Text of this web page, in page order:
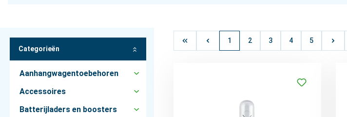
Categorieën
Aanhangwagentoebehoren
Accessoires
Batterijladers en boosters
1 2 3 4 5